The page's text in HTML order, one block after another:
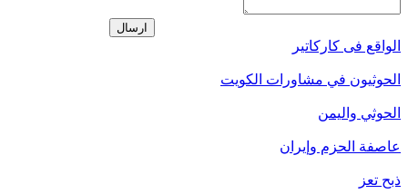
ارسال
الواقع فى كاركاتير
الحوثيون في مشاورات الكويت
الحوثي واليمن
عاصفة الحزم وإيران
ذبح تعز